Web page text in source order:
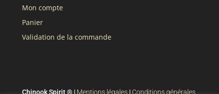
Mon compte
Panier
Validation de la commande
Chinook Spirit ® | Mentions légales| Conditions générales